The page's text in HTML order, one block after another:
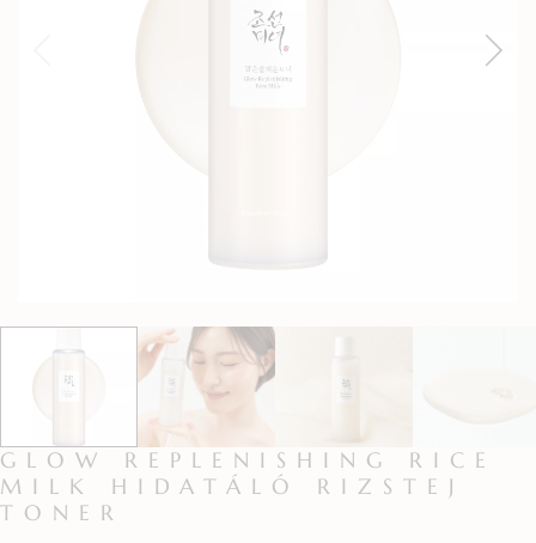
GLOW REPLENISHING RICE
MILK HIDATÁLÓ RIZSTEJ
TONER